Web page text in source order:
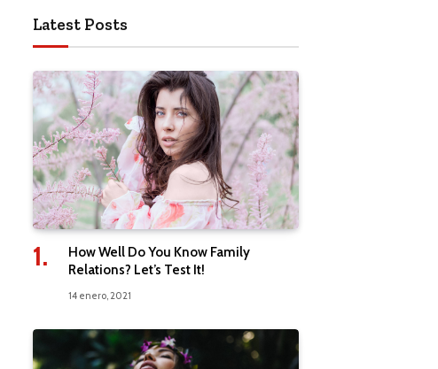
Latest Posts
How Well Do You Know Family
Relations? Let’s Test It!
14 enero, 2021